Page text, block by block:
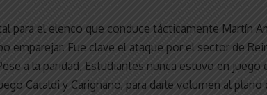
para el elenco que conduce tácticamente Martín
emparejar. Fue clave el ataque por el sector de
a la paridad, Estudiantes nunca estuvo en
Cataldi y Carignano, para darle volumen al